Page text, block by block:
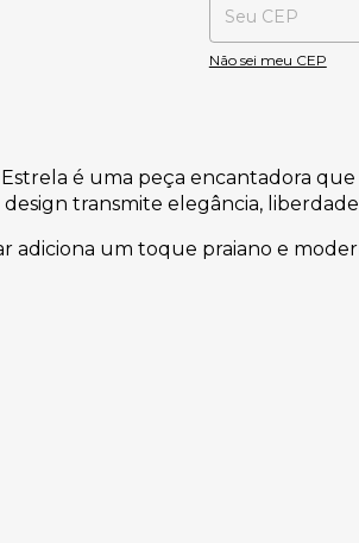
Não sei meu CEP
é uma peça encantadora
transmite elegância,
adiciona um toque praiano e